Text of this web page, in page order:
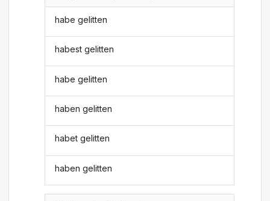
habe gelitten
habest gelitten
habe gelitten
haben gelitten
habet gelitten
haben gelitten